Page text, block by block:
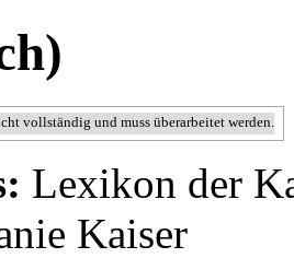
vollständig und muss überarbeitet werden.
Lexikon der
Kaiser